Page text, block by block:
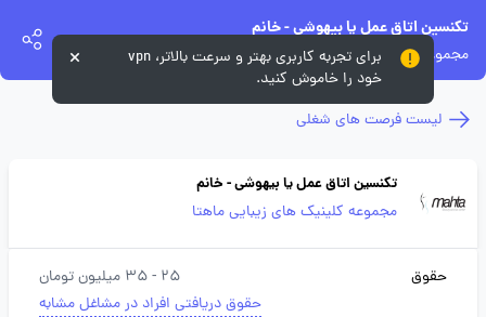
تکنسین اتاق عمل یا بیهوشی - خانم
مجموعه کلینیک های زیبایی ماهتا
لیست فرصت های شغلی
تکنسین اتاق عمل یا بیهوشی - خانم
مجموعه کلینیک های زیبایی ماهتا
حقوق
25 - 35 میلیون تومان
حقوق دریافتی افراد در مشاغل مشابه
برای تجربه کاربری بهتر و سرعت بالاتر، vpn
خود را خاموش کنید.